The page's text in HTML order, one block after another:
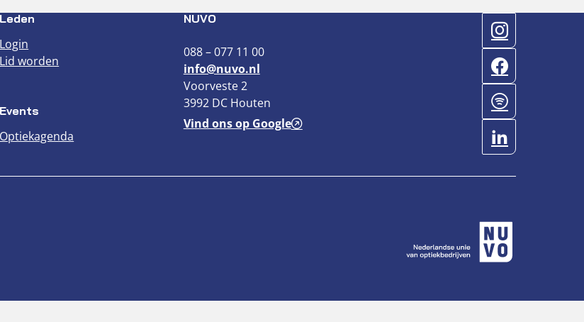
Leden
Login
Lid worden
Events
Optiekagenda
NUVO
088 – 077 11 00
info@nuvo.nl
Voorveste 2
3992 DC Houten
Vind ons op Google